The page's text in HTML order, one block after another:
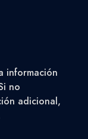
información
no
adicional,